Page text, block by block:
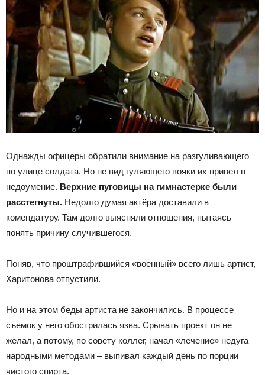
Однажды офицеры обратили внимание на разгуливающего
по улице солдата. Но не вид гуляющего вояки их привел в
недоумение. Верхние пуговицы на гимнастерке были
расстегнуты. Недолго думая актёра доставили в
комендатуру. Там долго выясняли отношения, пытаясь
понять причину случившегося.
Поняв, что проштрафившийся «военный» всего лишь артист,
Харитонова отпустили.
Но и на этом беды артиста не закончились. В процессе
съемок у него обострилась язва. Срывать проект он не
желал, а потому, по совету коллег, начал «лечение» недуга
народными методами – выпивал каждый день по порции
чистого спирта.